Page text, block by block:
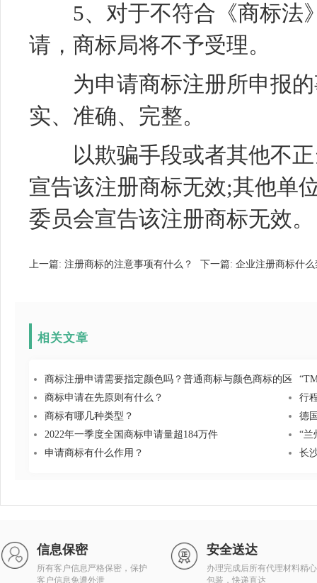
5、对于不符合《商标法
请，商标局将不予受理。
为申请商标注册所申报
实、准确、完整。
以欺骗手段或者其他不正
宣告该注册商标无效;其他单
委员会宣告该注册商标无效。
上一篇: 注册商标的注意事项有什么？ 下一篇: 企业注册商标什
相关文章
商标注册申请需要指定颜色吗？普通商标与颜色商标的区
商标申请在先原则有什么？
行
商标有哪几种类型？
德
2022年一季度全国商标申请量超184万件
“兰
申请商标有什么作用？
长
信息保密
所有客户信息严格保密，保护
客户信息免遭外泄
安全送达
办理完成后所有代理材料精心
包装，快递直达